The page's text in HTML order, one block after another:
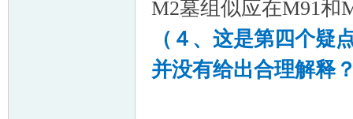
M2墓组似应在M91和
（４、这是第四个疑
并没有给出合理解释